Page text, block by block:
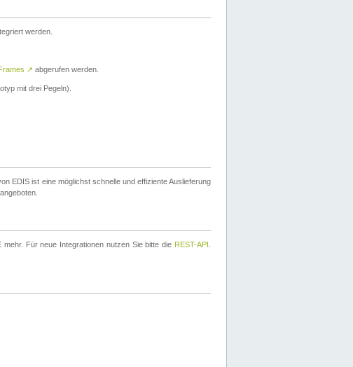
werden.
IFrames ↗ abgerufen werden.
mit drei Pegeln).
EDIS ist eine möglichst schnelle und effiziente Auslieferung
Für neue Integrationen nutzen Sie bitte die REST-API